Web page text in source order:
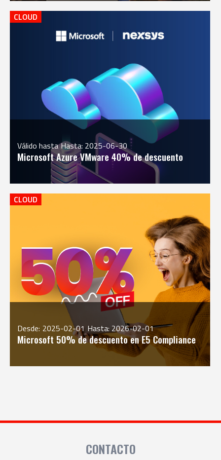
CLOUD
Válido hasta Hasta: 2025-06-30
Microsoft Azure VMware 40% de descuento
CLOUD
Desde: 2025-02-01 Hasta: 2026-02-01
Microsoft 50% de descuento en E5 Compliance
CONTACTO